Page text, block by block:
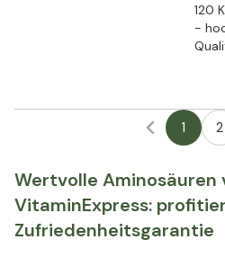
120
-
1 2
Wertvolle Aminosäuren
VitaminExpress:
Zufriedenheitsgarantie